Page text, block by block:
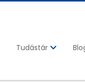
Tudástár